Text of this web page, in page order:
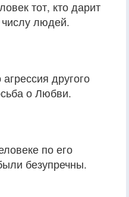
тот, кто дарит
людей.
другого
о Любви.
по его
безупречны.